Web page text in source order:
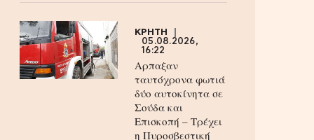
ΚΡΗΤΗ
05.08.2026,
16:22
Αρπαξαν
ταυτόχρονα φωτιά
δύο αυτοκίνητα σε
Σούδα και
Επισκοπή – Τρέχει
η Πυροσβεστική